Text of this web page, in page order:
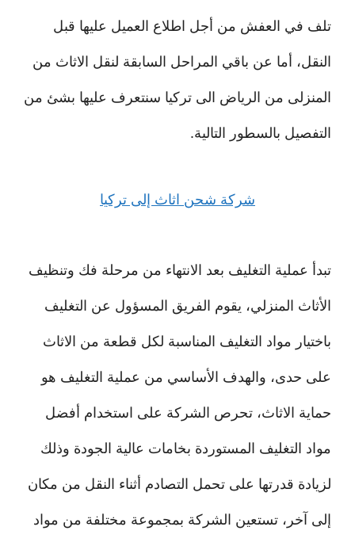
تلف في العفش من أجل اطلاع العميل عليها قبل
النقل، أما عن باقي المراحل السابقة لنقل الاثاث من
المنزلى من الرياض الى تركيا سنتعرف عليها بشئ من
التفصيل بالسطور التالية.
شركة شحن اثاث إلى تركيا
تبدأ عملية التغليف بعد الانتهاء من مرحلة فك وتنظيف
الأثاث المنزلي، يقوم الفريق المسؤول عن التغليف
باختيار مواد التغليف المناسبة لكل قطعة من الاثاث
على حدى، والهدف الأساسي من عملية التغليف هو
حماية الاثاث، تحرص الشركة على استخدام أفضل
مواد التغليف المستوردة بخامات عالية الجودة وذلك
لزيادة قدرتها على تحمل التصادم أثناء النقل من مكان
إلى آخر، تستعين الشركة بمجموعة مختلفة من مواد